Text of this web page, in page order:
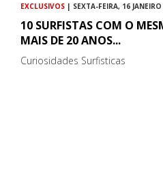
EXCLUSIVOS | SEXTA-FEIRA, 16
10 SURFISTAS COM O
MAIS DE 20 ANOS...
Curiosidades Surfisticas